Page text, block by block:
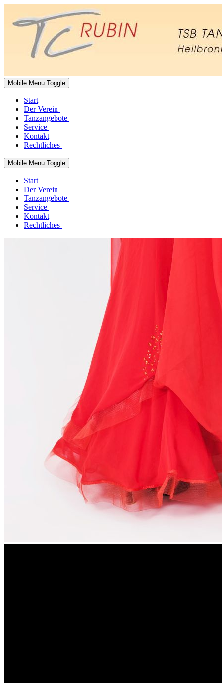
Mobile Menu Toggle
Start
Der Verein
Tanzangebote
Service
Kontakt
Rechtliches
Mobile Menu Toggle
Start
Der Verein
Tanzangebote
Service
Kontakt
Rechtliches